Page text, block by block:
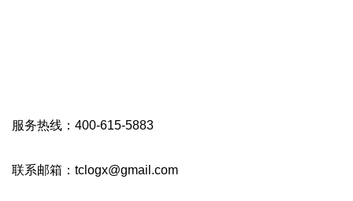
服务热线：400-615-5883
联系邮箱：tclogx@gmail.com